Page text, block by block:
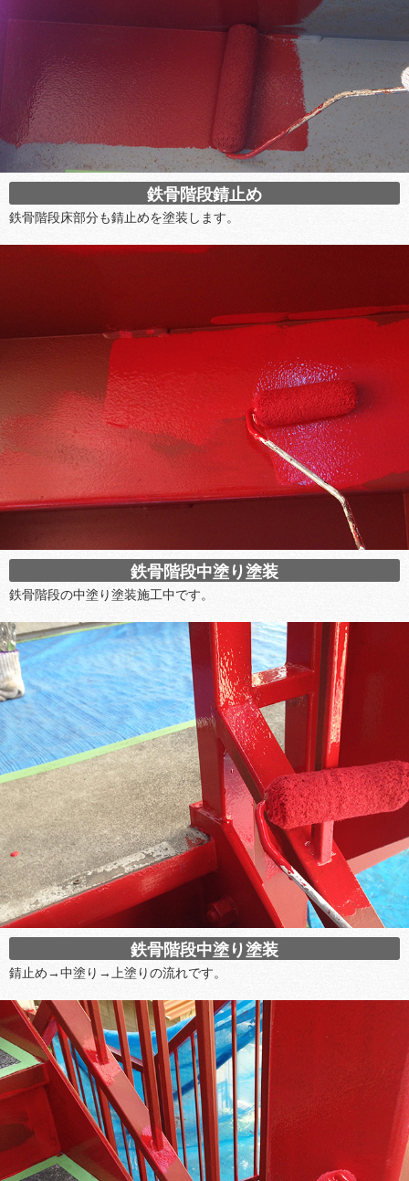
鉄骨階段錆止め
鉄骨階段床部分も錆止めを塗装します。
鉄骨階段中塗り塗装
鉄骨階段の中塗り塗装施工中です。
鉄骨階段中塗り塗装
錆止め→中塗り→上塗りの流れです。